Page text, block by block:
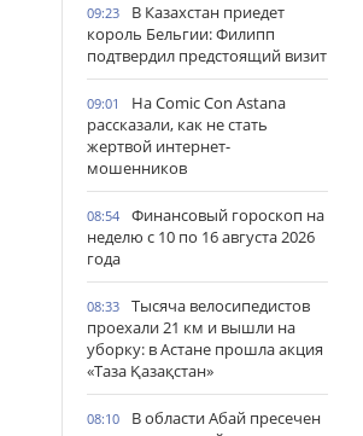
09:23
В Казахстан приедет
король Бельгии: Филипп
подтвердил предстоящий визит
09:01
На Comic Con Astana
рассказали, как не стать
жертвой интернет-
мошенников
08:54
Финансовый гороскоп на
неделю с 10 по 16 августа 2026
года
08:33
Тысяча велосипедистов
проехали 21 км и вышли на
уборку: в Астане прошла акция
«Таза Қазақстан»
08:10
В области Абай пресечен